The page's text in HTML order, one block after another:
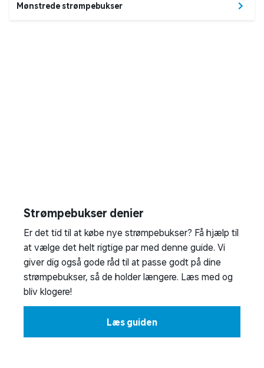
Mønstrede strømpebukser
Strømpebukser denier
Er det tid til at købe nye strømpebukser? Få hjælp til
at vælge det helt rigtige par med denne guide. Vi
giver dig også gode råd til at passe godt på dine
strømpebukser, så de holder længere. Læs med og
bliv klogere!
Læs guiden